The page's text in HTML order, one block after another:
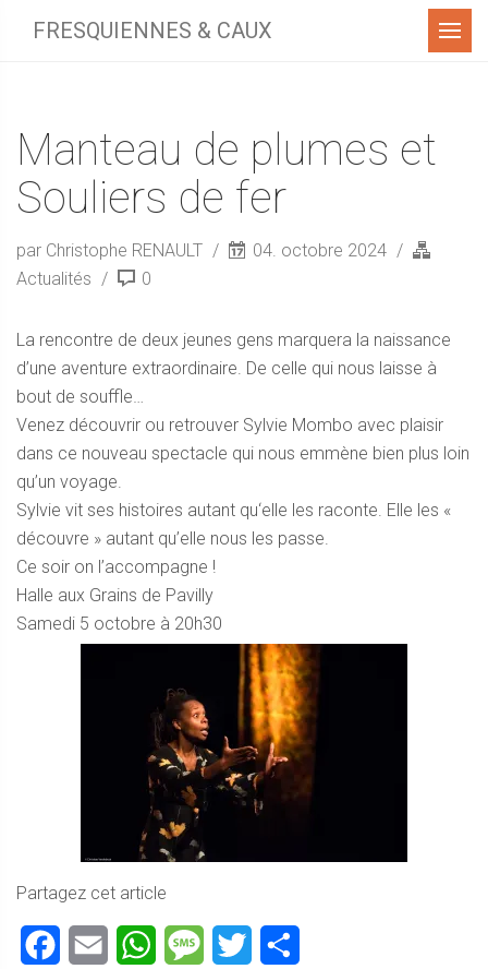
FRESQUIENNES & CAUX Menu
Manteau de plumes et
Souliers de fer
par Christophe RENAULT
04. octobre 2024
Actualités
0
La rencontre de deux jeunes gens marquera la naissance
d’une aventure extraordinaire. De celle qui nous laisse à
bout de souffle…
Venez découvrir ou retrouver Sylvie Mombo avec plaisir
dans ce nouveau spectacle qui nous emmène bien plus loin
qu’un voyage.
Sylvie vit ses histoires autant qu‘elle les raconte. Elle les «
découvre » autant qu’elle nous les passe.
Ce soir on l’accompagne !
Halle aux Grains de Pavilly
Samedi 5 octobre à 20h30
Partagez cet article
Facebook
Email WhatsAppMessageTwitter